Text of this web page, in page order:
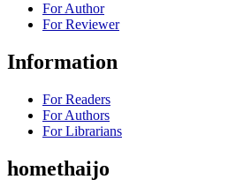
For Author
For Reviewer
Information
For Readers
For Authors
For Librarians
homethaijo